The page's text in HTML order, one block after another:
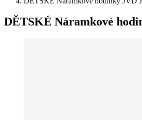
DĚTSKÉ Náramkové